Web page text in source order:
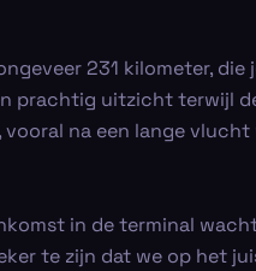
231 kilometer,
prachtig uitzicht terwijl
na een lange
in de terminal
te zijn dat we op het